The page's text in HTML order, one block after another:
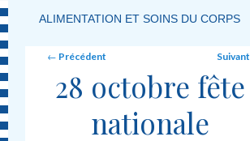
ALIMENTATION ET SOINS DU CORPS
Post navigation
← Précédent Suivant
28 octobre fête
nationale